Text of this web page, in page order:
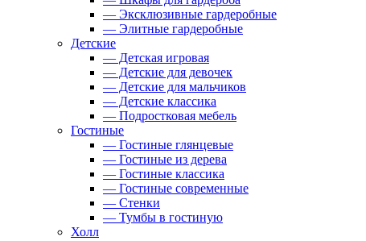
— Эксклюзивные гардеробные
— Элитные гардеробные
Детские
— Детская игровая
— Детские для девочек
— Детские для мальчиков
— Детские классика
— Подростковая мебель
Гостиные
— Гостиные глянцевые
— Гостиные из дерева
— Гостиные классика
— Гостиные современные
— Стенки
— Тумбы в гостиную
Холл